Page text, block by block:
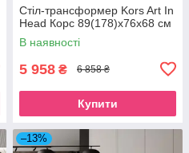
Стіл-трансформер Kors Art In
Head Корс 89(178)x76x68 см
В наявності
5 958 ₴ 6 858 ₴
Купити
–13%